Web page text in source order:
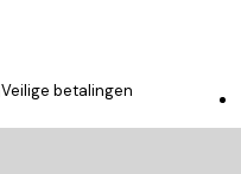
Veilige betalingen